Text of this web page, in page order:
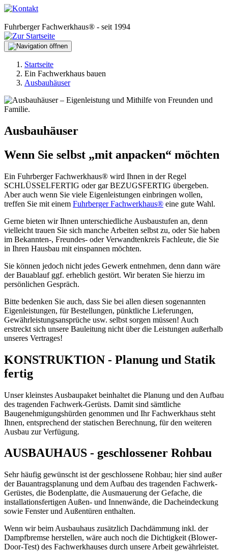
Fuhrberger Fachwerkhaus® - seit 1994
Startseite
Ein Fachwerkhaus bauen
Ausbauhäuser
Ausbauhäuser
Wenn Sie selbst „mit anpacken“ möchten
Ein Fuhrberger Fachwerkhaus® wird Ihnen in der Regel
SCHLÜSSELFERTIG oder gar BEZUGSFERTIG übergeben.
Aber auch wenn Sie viele Eigenleistungen einbringen wollen,
treffen Sie mit einem Fuhrberger Fachwerkhaus® eine gute Wahl.
Gerne bieten wir Ihnen unterschiedliche Ausbaustufen an, denn
vielleicht trauen Sie sich manche Arbeiten selbst zu, oder Sie haben
im Bekannten-, Freundes- oder Verwandtenkreis Fachleute, die Sie
in Ihren Hausbau mit einspannen möchten.
Sie können jedoch nicht jedes Gewerk entnehmen, denn dann wäre
der Bauablauf ggf. erheblich gestört. Wir beraten Sie hierzu im
persönlichen Gespräch.
Bitte bedenken Sie auch, dass Sie bei allen diesen sogenannten
Eigenleistungen, für Bestellungen, pünktliche Lieferungen,
Gewährleistungsansprüche usw. selbst sorgen müssen! Auch
erstreckt sich unsere Bauleitung nicht über die Leistungen außerhalb
unseres Vertrages!
KONSTRUKTION - Planung und Statik
fertig
Unser kleinstes Ausbaupaket beinhaltet die Planung und den Aufbau
des tragenden Fachwerk-Gerüsts. Damit sind sämtliche
Baugenehmigungshürden genommen und Ihr Fachwerkhaus steht
Ihnen, entsprechend der statischen Berechnung, für den weiteren
Ausbau zur Verfügung.
AUSBAUHAUS - geschlossener Rohbau
Sehr häufig gewünscht ist der geschlossene Rohbau; hier sind außer
der Bauantragsplanung und dem Aufbau des tragenden Fachwerk-
Gerüstes, die Bodenplatte, die Ausmauerung der Gefache, die
installationsfertigen Außen- und Innenwände, die Dacheindeckung
sowie Fenster und Außentüren enthalten.
Wenn wir beim Ausbauhaus zusätzlich Dachdämmung inkl. der
Dampfbremse herstellen, wäre auch noch die Dichtigkeit (Blower-
Door-Test) des Fachwerkhauses durch unsere Arbeit gewährleistet.